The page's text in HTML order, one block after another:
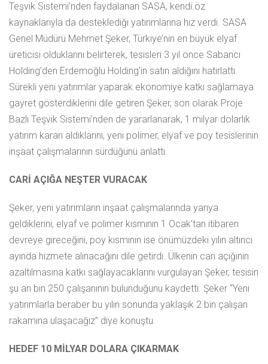
Teşvik Sistemi’nden faydalanan SASA, kendi öz
kaynaklarıyla da desteklediği yatırımlarına hız verdi. SASA
Genel Müdürü Mehmet Şeker, Türkiye’nin en büyük elyaf
üreticisi olduklarını belirterek, tesisleri 3 yıl önce Sabancı
Holding’den Erdemoğlu Holding’in satın aldığını hatırlattı.
Sürekli yeni yatırımlar yaparak ekonomiye katkı sağlamaya
gayret gösterdiklerini dile getiren Şeker, son olarak Proje
Bazlı Teşvik Sistemi’nden de yararlanarak, 1 milyar dolarlık
yatırım kararı aldıklarını, yeni polimer, elyaf ve poy tesislerinin
inşaat çalışmalarının sürdüğünü anlattı.
CARİ AÇIĞA NEŞTER VURACAK
Şeker, yeni yatırımların inşaat çalışmalarında yarıya
geldiklerini, elyaf ve polimer kısmının 1 Ocak’tan itibaren
devreye gireceğini, poy kısmının ise önümüzdeki yılın altıncı
ayında hizmete alınacağını dile getirdi. Ülkenin cari açığının
azaltılmasına katkı sağlayacaklarını vurgulayan Şeker, tesisin
şu an bin 250 çalışanının bulunduğunu kaydetti. Şeker “Yeni
yatırımlarla beraber bu yılın sonunda yaklaşık 2 bin çalışan
rakamına ulaşacağız” diye konuştu.
HEDEF 10 MİLYAR DOLARA ÇIKARMAK